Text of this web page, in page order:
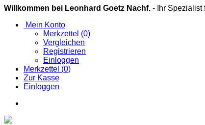
Willkommen bei Leonhard Goetz Nachf. - Ihr Spezialist
Mein Konto
Merkzettel (0)
Vergleichen
Registrieren
Einloggen
Merkzettel (0)
Zur Kasse
Einloggen